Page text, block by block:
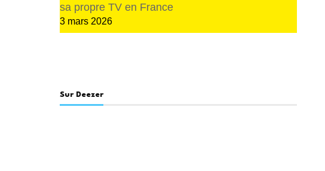
sa propre TV en France
3 mars 2026
Sur Deezer